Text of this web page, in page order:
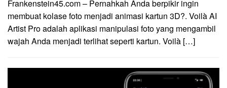
Frankenstein45.com – Pernahkah Anda berpikir ingin
membuat kolase foto menjadi animasi kartun 3D?. Voilà AI
Artist Pro adalah aplikasi manipulasi foto yang mengambil
wajah Anda menjadi terlihat seperti kartun. Voilà […]